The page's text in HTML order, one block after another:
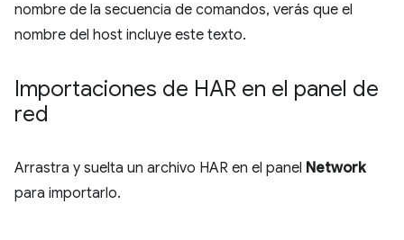
nombre de la secuencia de comandos, verás que el
nombre del host incluye este texto.
Importaciones de HAR en el panel de
red
Arrastra y suelta un archivo HAR en el panel Network
para importarlo.